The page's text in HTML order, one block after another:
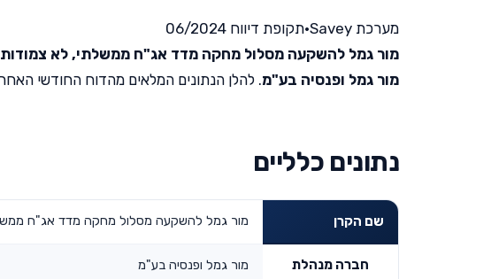
מערכת Savey •תקופת דיווח 06/2024
מור גמל להשקעה מסלול מחקה מדד אג"ח ממשלתי, לא צמודות
מור גמל ופנסיה בע"מ. להלן הנתונים המלאים מהדוח החודשי האחרון
נתונים כלליים
שם הקרן מור גמל להשקעה מסלול מחקה מדד אג"ח
חברה מנהלת מור גמל ופנסיה בע"מ